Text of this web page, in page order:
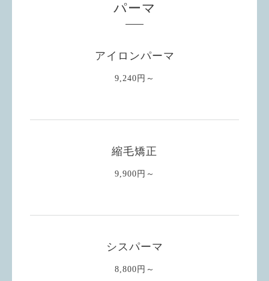
パーマ
アイロンパーマ
9,240円～
縮毛矯正
9,900円～
シスパーマ
8,800円～